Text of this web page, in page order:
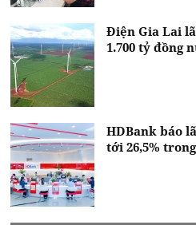
Điện Gia Lai
1.700 tỷ đồng
HDBank báo
tới 26,5%